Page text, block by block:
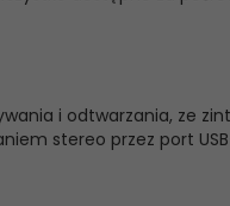
i odtwarzania, ze
stereo przez port